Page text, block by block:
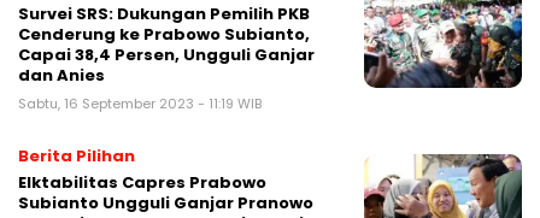
Survei SRS: Dukungan Pemilih PKB
Cenderung ke Prabowo Subianto,
Capai 38,4 Persen, Ungguli Ganjar
dan Anies
Sabtu, 16 September 2023 - 11:19 WIB
Berita Pilihan
Elktabilitas Capres Prabowo
Subianto Ungguli Ganjar Pranowo